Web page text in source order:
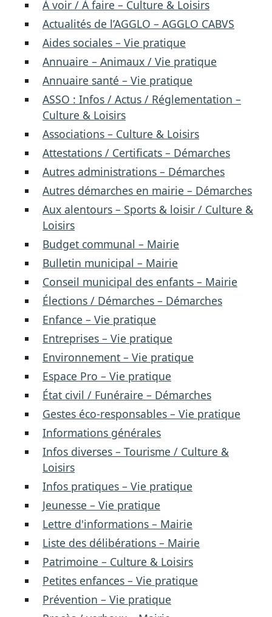
À voir / À faire – Culture & Loisirs
Actualités de l’AGGLO – AGGLO CABVS
Aides sociales – Vie pratique
Annuaire – Animaux / Vie pratique
Annuaire santé – Vie pratique
ASSO : Infos / Actus / Réglementation –
Culture & Loisirs
Associations – Culture & Loisirs
Attestations / Certificats – Démarches
Autres administrations – Démarches
Autres démarches en mairie – Démarches
Aux alentours – Sports & loisir / Culture &
Loisirs
Budget communal – Mairie
Bulletin municipal – Mairie
Conseil municipal des enfants – Mairie
Élections / Démarches – Démarches
Enfance – Vie pratique
Entreprises – Vie pratique
Environnement – Vie pratique
Espace Pro – Vie pratique
État civil / Funéraire – Démarches
Gestes éco-responsables – Vie pratique
Informations générales
Infos diverses – Tourisme / Culture &
Loisirs
Infos pratiques – Vie pratique
Jeunesse – Vie pratique
Lettre d'informations – Mairie
Liste des délibérations – Mairie
Patrimoine – Culture & Loisirs
Petites enfances – Vie pratique
Prévention – Vie pratique